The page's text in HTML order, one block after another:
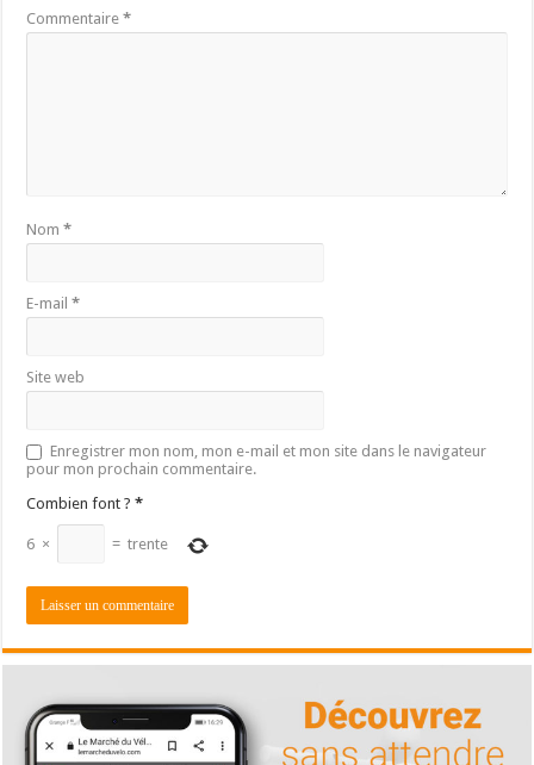
Commentaire*
Nom*
E-mail*
Site web
Enregistrer mon nom, mon e-mail et mon site dans le navigateur
pour mon prochain commentaire.
Combien font ? *
6 × = trente